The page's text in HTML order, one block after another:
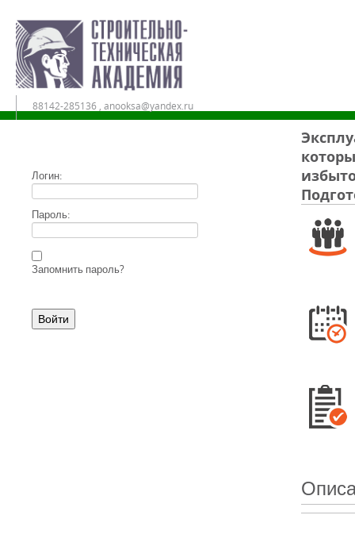
88142-285136 , anooksa@yandex.ru
Дистанционное обучение в АНО ДПО «СТА»
Логин:
Пароль:
Запомнить пароль?